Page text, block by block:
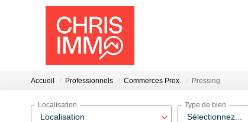
Accueil Professionnels Commerces Prox. Pressing
Localisation
Localisation
Sélectionnez...
Type de bien